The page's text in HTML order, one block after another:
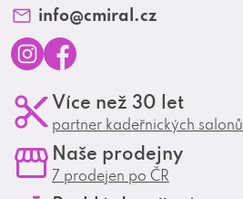
Matrix Club
info@cmiral.cz
n
s
a
e
Více než 30 let
partner kadeřnických salonů
Naše prodejny
7 prodejen po ČR